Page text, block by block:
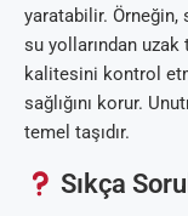
yaratabilir.
su yollarından
kalitesini kontrol
sağlığını korur.
temel taşıdır.
Sıkça